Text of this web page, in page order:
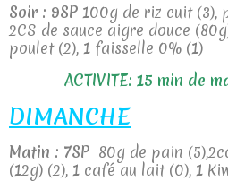
Soir : 9SP 100g de riz cuit (3),
2CS de sauce aigre douce
poulet (2), 1 faisselle 0% (1)
ACTIVITE: 15 min de
DIMANCHE
Matin : 7SP 80g de pain
(12g) (2), 1 café au lait (0), 1